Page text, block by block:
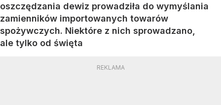
oszczędzania dewiz prowadziła do wymyślania
zamienników importowanych towarów
spożywczych. Niektóre z nich sprowadzano,
ale tylko od święta